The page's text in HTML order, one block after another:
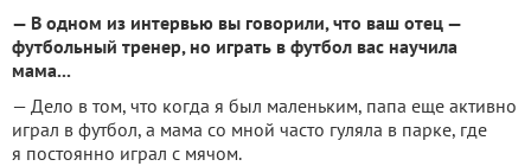
— В одном из интервью вы говорили, что ваш отец —
футбольный тренер, но играть в футбол вас научила
мама...
— Дело в том, что когда я был маленьким, папа еще активно
играл в футбол, а мама со мной часто гуляла в парке, где
я постоянно играл с мячом.